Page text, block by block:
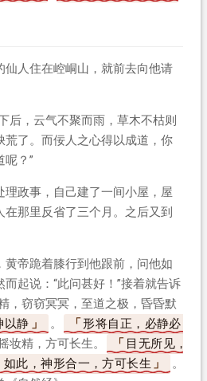
仙人住在崆峒山，就前去向他请
后，云气不聚而雨，草木不枯则
荒了。而佞人之心得以成道，你
？”
政事，自己建了一间小屋，屋
那里反省了三个月。之后又到
黄帝跪着膝行到他跟前，问他如
起说：“此问甚好！”接着就告诉
，窃窃冥冥，至道之极，昏昏默
以静 。
形将自正，必静必
妆精，方可长生。
目无所见，
此，神形合一，方可长生
。”